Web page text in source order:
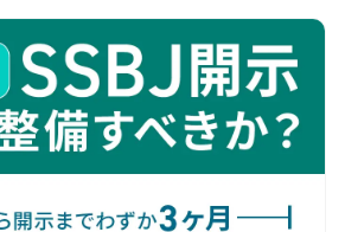
ジュール、既存基準との比較と取りうる
ます。